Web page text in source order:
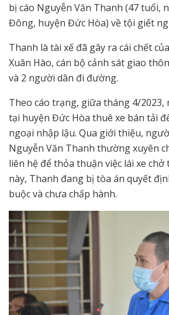
bị cáo Nguyễn Văn Thanh (47 tuổi,
Đông, huyện Đức Hòa) về tội giết
Thanh là tài xế đã gây ra cái chết
Xuân Hào, cán bộ cảnh sát giao
và 2 người dân đi đường.
Theo cáo trạng, giữa tháng 4/
tại huyện Đức Hòa thuê xe bán tải
ngoại nhập lậu. Qua giới thiệu,
Nguyễn Văn Thanh thường xuyên
liên hệ để thỏa thuận việc lái xe chở
này, Thanh đang bị tòa án quyết
buộc và chưa chấp hành.